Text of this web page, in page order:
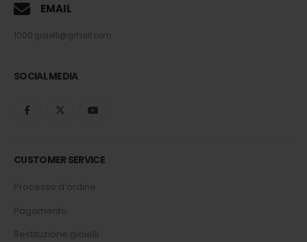
EMAIL
1000.gioielli@gmail.com
SOCIAL MEDIA
CUSTOMER SERVICE
Processo d’ordine
Pagamento
Restituzione gioielli